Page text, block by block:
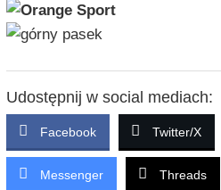
Udostępnij w social mediach:
Facebook Twitter/X
Messenger Threads